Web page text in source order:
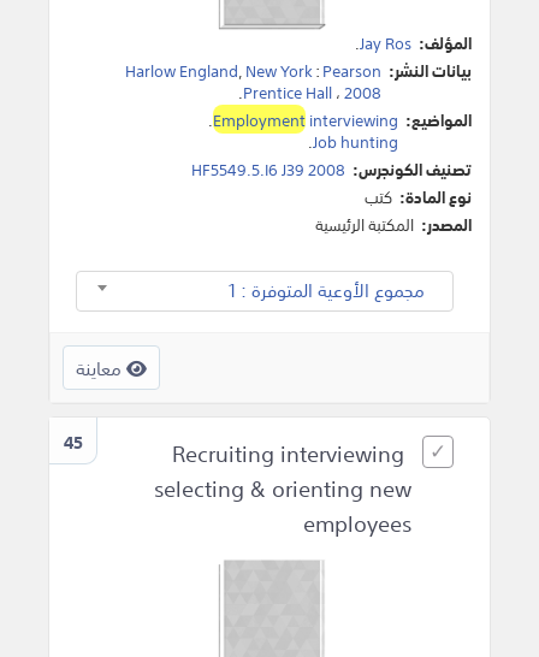
المؤلف: Jay Ros
.
بيانات النشر:
Harlow England,New York:Pearson
Prentice Hall،2008
.
المواضيع:
Employmentinterviewing
.
Job hunting
.
تصنيف الكونجرس: HF5549.5.I6 J39 2008
نوع المادة: كتب
المصدر: المكتبة الرئيسية
مجموع الأوعية المتوفرة : 1
معاينة
45
Recruiting interviewing
selecting & orienting new
employees